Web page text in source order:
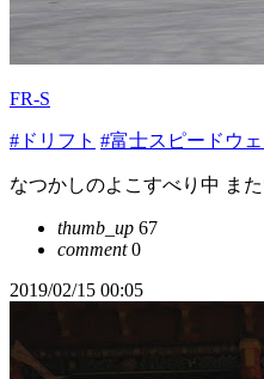
FR-S
#ドリフト #富士スピードウェ
なつかしのよこすべり中 ま
thumb_up 67
comment0
2019/02/15 00:05